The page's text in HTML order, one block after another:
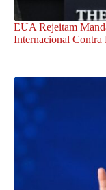
EUA Rejeitam
Internacional Contra